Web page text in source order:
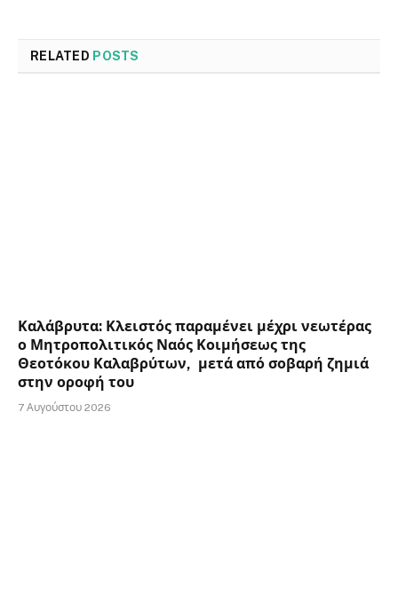
RELATED POSTS
Καλάβρυτα: Κλειστός παραμένει μέχρι νεωτέρας
ο Μητροπολιτικός Ναός Κοιμήσεως της
Θεοτόκου Καλαβρύτων, μετά από σοβαρή ζημιά
στην οροφή του
7 Αυγούστου 2026